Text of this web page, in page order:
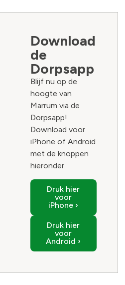
Download
de
Dorpsapp
Blijf nu op de
hoogte van
Marrum via de
Dorpsapp!
Download voor
iPhone of Android
met de knoppen
hieronder.
Druk hier
voor
iPhone ›
Druk hier
voor
Android ›